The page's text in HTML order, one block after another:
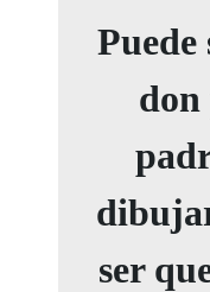
Puede
don
ser